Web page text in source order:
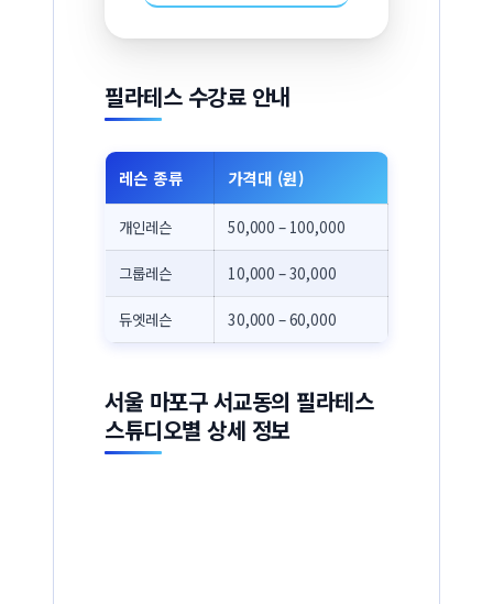
필라테스 수강료 안내
레슨 종류 가격대 (원)
개인레슨 50,000 – 100,000
그룹레슨 10,000 – 30,000
듀엣레슨 30,000 – 60,000
서울 마포구 서교동의 필라테스
스튜디오별 상세 정보